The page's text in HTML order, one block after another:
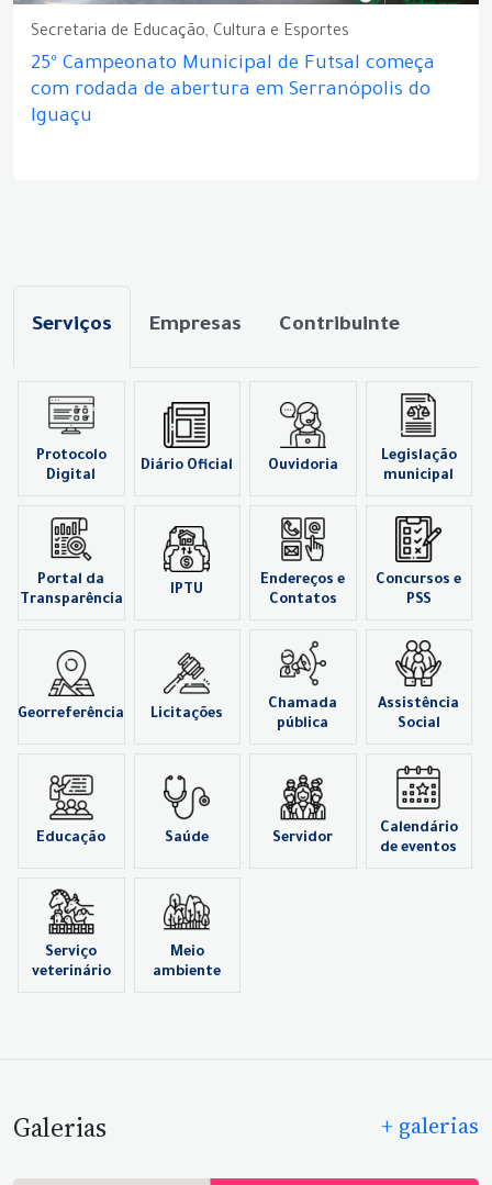
Secretaria de Educação, Cultura e Esportes
25º Campeonato Municipal de Futsal começa
com rodada de abertura em Serranópolis do
Iguaçu
Serviços Empresas Contribuinte
Protocolo
Digital
Diário Oficial Ouvidoria
Legislação
municipal
Portal da
Transparência
IPTU
Endereços e
Contatos
Concursos e
PSS
Georreferência Licitações
Chamada
pública
Assistência
Social
Educação Saúde Servidor
Calendário
de eventos
Serviço
veterinário
Meio
ambiente
Galerias + galerias